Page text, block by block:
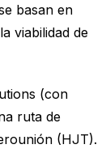
basan en
viabilidad de
(con
ruta de
(HJT).